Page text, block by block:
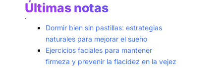
Últimas notas
.
Dormir bien sin pastillas: estrategias
naturales para mejorar el sueño
Ejercicios faciales para mantener
firmeza y prevenir la flacidez en la vejez